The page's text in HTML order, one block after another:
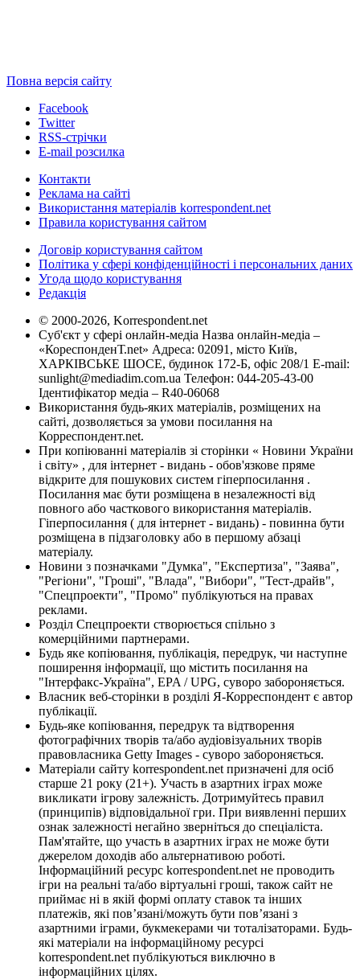
Повна версія сайту
Facebook
Twitter
RSS-стрічки
E-mail розсилка
Контакти
Реклама на сайті
Використання матеріалів korrespondent.net
Правила користування сайтом
Договір користування сайтом
Політика у сфері конфіденційності і персональних даних
Угода щодо користування
Редакція
© 2000-2026, Korrespondent.net
Суб'єкт у сфері онлайн-медіа Назва онлайн-медіа –
«КореспонденТ.net» Адреса: 02091, місто Київ,
ХАРКІВСЬКЕ ШОСЕ, будинок 172-Б, офіс 208/1 E-mail:
sunlight@mediadim.com.ua Телефон: 044-205-43-00
Ідентифікатор медіа – R40-06068
Використання будь-яких матеріалів, розміщених на
сайті, дозволяється за умови посилання на
Корреспондент.net.
При копіюванні матеріалів зі сторінки « Новини України
і світу» , для інтернет - видань - обов'язкове пряме
відкрите для пошукових систем гіперпосилання .
Посилання має бути розміщена в незалежності від
повного або часткового використання матеріалів.
Гіперпосилання ( для інтернет - видань) - повинна бути
розміщена в підзаголовку або в першому абзаці
матеріалу.
Новини з позначками "Думка", "Експертиза", "Заява",
"Регіони", "Гроші", "Влада", "Вибори", "Тест-драйв",
"Спецпроекти", "Промо" публікуються на правах
реклами.
Розділ Спецпроекти створюється спільно з
комерційними партнерами.
Будь яке копіювання, публікація, передрук, чи наступне
поширення інформації, що містить посилання на
"Інтерфакс-Україна", EPA / UPG, суворо забороняється.
Власник веб-сторінки в розділі Я-Корреспондент є автор
публікації.
Будь-яке копіювання, передрук та відтворення
фотографічних творів та/або аудіовізуальних творів
правовласника Getty Images - суворо забороняється.
Матеріали сайту korrespondent.net призначені для осіб
старше 21 року (21+). Участь в азартних іграх може
викликати ігрову залежність. Дотримуйтесь правил
(принципів) відповідальної гри. При виявленні перших
ознак залежності негайно зверніться до спеціаліста.
Пам'ятайте, що участь в азартних іграх не може бути
джерелом доходів або альтернативою роботі.
Інформаційний ресурс korrespondent.net не проводить
ігри на реальні та/або віртуальні гроші, також сайт не
приймає ні в якій формі оплату ставок та інших
платежів, які пов’язані/можуть бути пов’язані з
азартними іграми, букмекерами чи тоталізаторами. Будь-
які матеріали на інформаційному ресурсі
korrespondent.net публікуються виключно в
інформаційних цілях.